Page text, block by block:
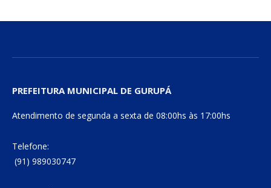
PREFEITURA MUNICIPAL DE GURUPÁ
Atendimento de segunda a sexta de 08:00hs às 17:00hs
Telefone:
(91) 989030747